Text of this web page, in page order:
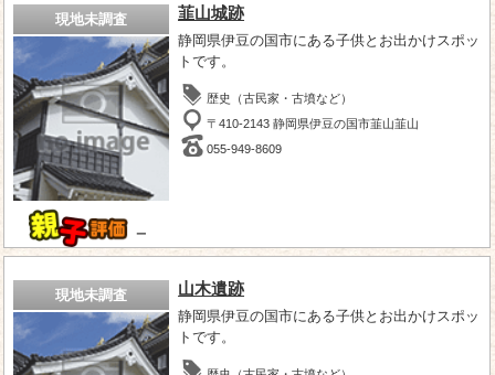
現地未調査
－
韮山城跡
静岡県伊豆の国市にある子供とお出かけスポッ
トです。
歴史（古民家・古墳など）
〒410-2143 静岡県伊豆の国市韮山韮山
055-949-8609
現地未調査 山木遺跡
静岡県伊豆の国市にある子供とお出かけスポッ
トです。